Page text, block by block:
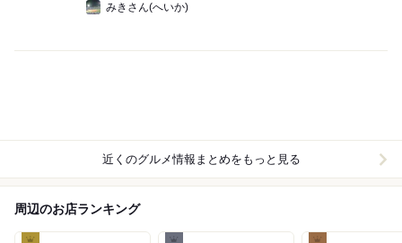
みきさん(へいか)
近くのグルメ情報まとめをもっと見る
周辺のお店ランキング